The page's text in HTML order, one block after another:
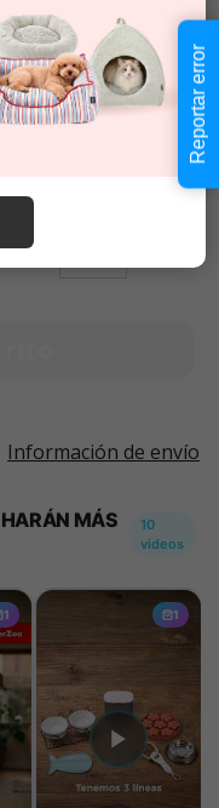
$109.990
-
Información de envío
Reportar error